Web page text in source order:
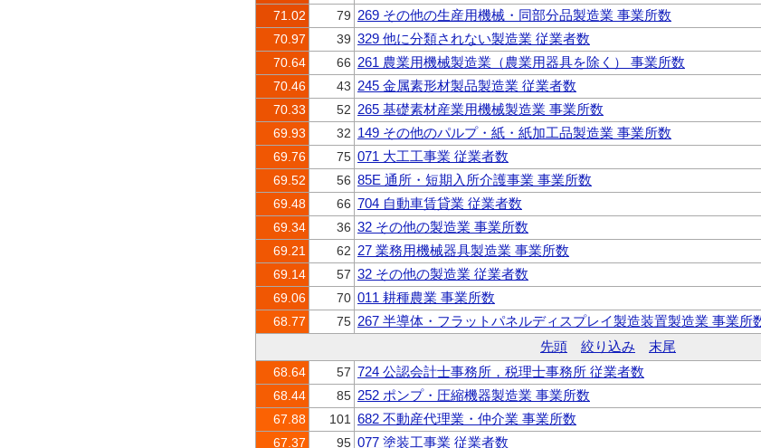
71.02
79 269 その他の生産用機械・同部分品製造業 事業所数
70.97
39 329 他に分類されない製造業 従業者数
70.64
66 261 農業用機械製造業（農業用器具を除く） 事業所数
70.46
43 245 金属素形材製品製造業 従業者数
70.33
52 265 基礎素材産業用機械製造業 事業所数
69.93
32 149 その他のパルプ・紙・紙加工品製造業 事業所数
69.76
75 071 大工工事業 従業者数
69.52
56 85E 通所・短期入所介護事業 事業所数
69.48
66 704 自動車賃貸業 従業者数
69.34
36 32 その他の製造業 事業所数
69.21
62 27 業務用機械器具製造業 事業所数
69.14
57 32 その他の製造業 従業者数
69.06
70 011 耕種農業 事業所数
68.77
75 267 半導体・フラットパネルディスプレイ製造装置製造業 事業所
先頭 絞り込み 末尾
68.64 57 724 公認会計士事務所，税理士事務所 従業者数
68.44
85 252 ポンプ・圧縮機器製造業 事業所数
67.88
101 682 不動産代理業・仲介業 事業所数
67.37
95 077 塗装工事業 従業者数